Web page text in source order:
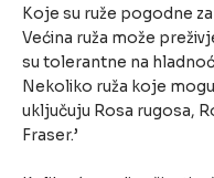
Koje su ruže pogodne
Većina ruža može
su tolerantne na
Nekoliko ruža koje
uključuju Rosa rugosa,
Fraser.’